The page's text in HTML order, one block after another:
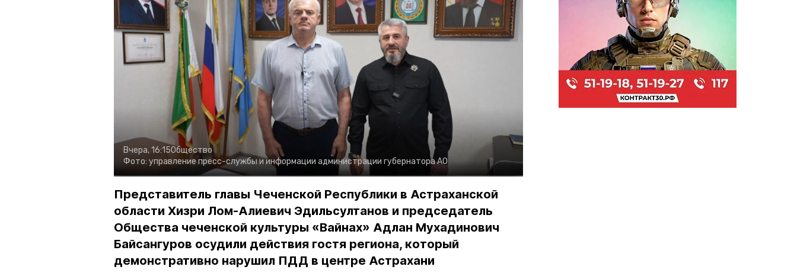
Вчера, 16:15Общество
Фото: управление пресс-службы и информации администрации губернатора АО
Представитель главы Чеченской Республики в Астраханской
области Хизри Лом-Алиевич Эдильсултанов и председатель
Общества чеченской культуры «Вайнах» Адлан Мухадинович
Байсангуров осудили действия гостя региона, который
демонстративно нарушил ПДД в центре Астрахани